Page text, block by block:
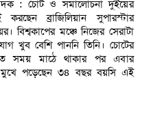
: চোট ও সমালোচনা দুইয়ের
করছেন ব্রাজিলিয়ান সুপারস্টার
বিশ্বকাপের মঞ্চে নিজের সেরাটা
খুব বেশি পাননি তিনি। চোটের
সময় মাঠে থাকার পর এবার
মুখে পড়েছেন ৩৪ বছর বয়সি এই